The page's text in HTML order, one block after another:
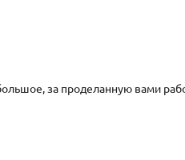
за проделанную вами